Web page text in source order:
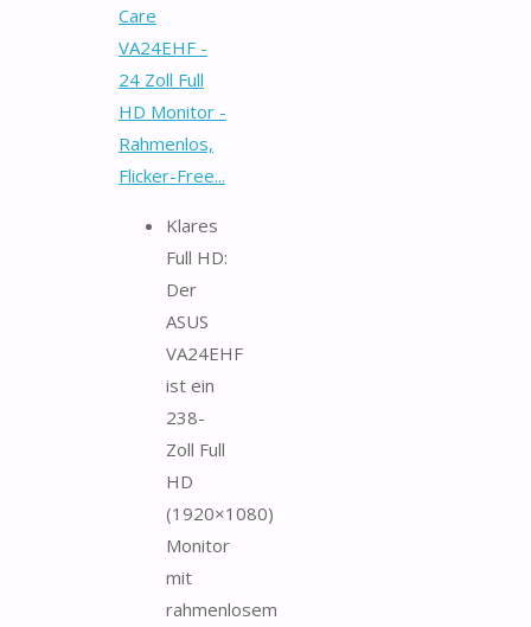
Care
VA24EHF -
24 Zoll Full
HD Monitor -
Rahmenlos,
Flicker-Free...
Klares
Full HD:
Der
ASUS
VA24EHF
ist ein
238-
Zoll Full
HD
(1920×1080)
Monitor
mit
rahmenlosem